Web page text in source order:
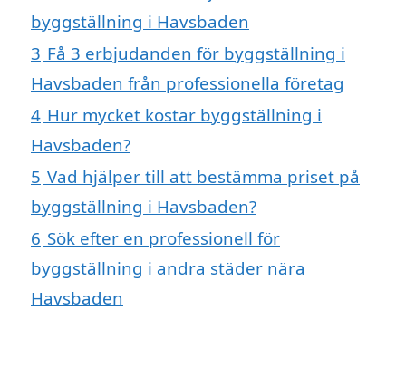
byggställning i Havsbaden
3 Få 3 erbjudanden för byggställning i
Havsbaden från professionella företag
4 Hur mycket kostar byggställning i
Havsbaden?
5 Vad hjälper till att bestämma priset på
byggställning i Havsbaden?
6 Sök efter en professionell för
byggställning i andra städer nära
Havsbaden